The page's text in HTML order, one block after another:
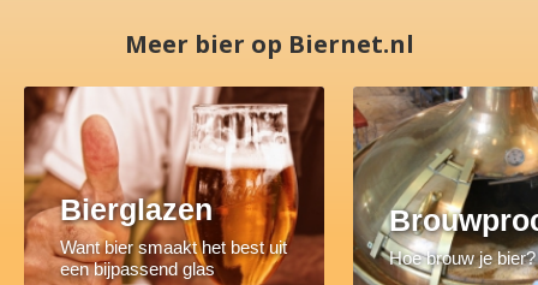
Meer bier op Biernet.nl
Bierglazen
Want bier smaakt het best uit
een bijpassend glas
Hoe brouw je bier?